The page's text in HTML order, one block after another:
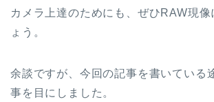
カメラ上達のためにも、ぜひRAW現像
ょう。
余談ですが、今回の記事を書いている
事を目にしました。